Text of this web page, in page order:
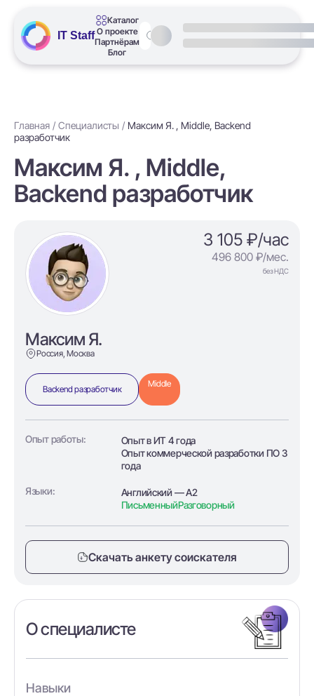
IT Staff
Каталог
О проекте
Партнёрам
Блог
Главная Специалисты
Максим Я. , Middle, Backend
разработчик
Максим Я. , Middle,
Backend разработчик
Максим Я.
Россия, Москва
3 105 ₽/час
496 800 ₽/мес.
без НДС
Backend разработчик
Middle
Опыт работы:
Опыт в ИТ 4 года
Опыт коммерческой разработки ПО 3
года
Языки:
Английский — A2
ПисьменныйРазговорный
Скачать анкету соискателя
О специалисте
Навыки